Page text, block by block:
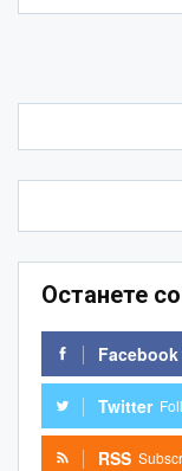
Останете
Facebook
Twitter
RSS